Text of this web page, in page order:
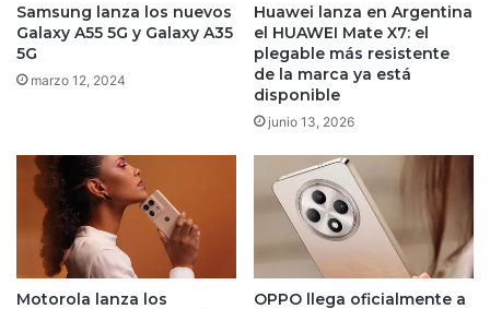
Samsung lanza los nuevos
Galaxy A55 5G y Galaxy A35
5G
marzo 12, 2024
Huawei lanza en Argentina
el HUAWEI Mate X7: el
plegable más resistente
de la marca ya está
disponible
junio 13, 2026
Motorola lanza los
OPPO llega oficialmente a